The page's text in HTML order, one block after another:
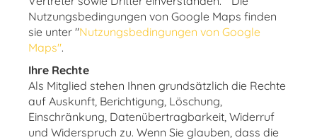
Nutzungsbedingungen von Google Maps finden
sie unter "Nutzungsbedingungen von Google
Maps".
Ihre Rechte
Als Mitglied stehen Ihnen grundsätzlich die Rechte
auf Auskunft, Berichtigung, Löschung,
Einschränkung, Datenübertragbarkeit, Widerruf
und Widerspruch zu. Wenn Sie glauben, dass die